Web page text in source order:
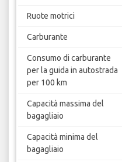
Ruote motrici
Carburante
Consumo di carburante
per la guida in autostrada
per 100 km
Capacità massima del
bagagliaio
Capacità minima del
bagagliaio